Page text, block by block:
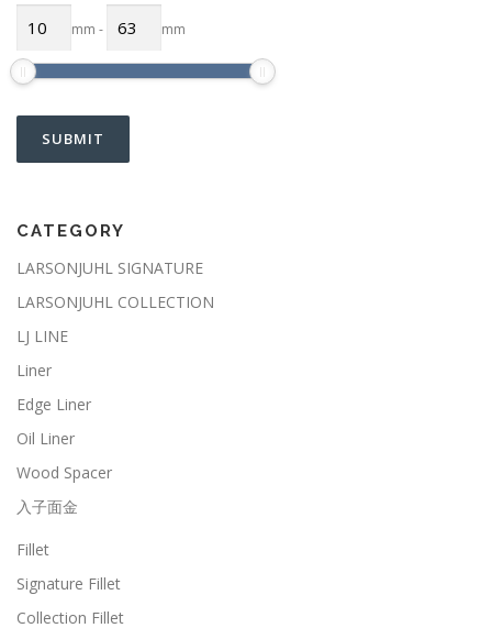
mm - mm
CATEGORY
LARSONJUHL SIGNATURE
LARSONJUHL COLLECTION
LJ LINE
Liner
Edge Liner
Oil Liner
Wood Spacer
入子面金
Fillet
Signature Fillet
Collection Fillet